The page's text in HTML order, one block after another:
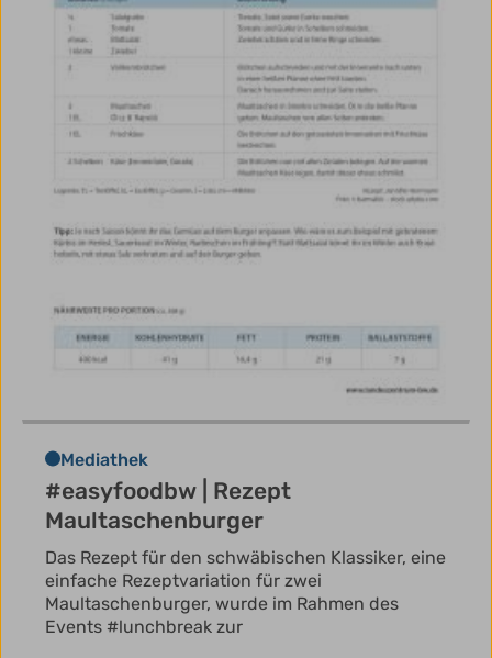
Mediathek
#easyfoodbw | Rezept
Maultaschenburger
Das Rezept für den schwäbischen Klassiker, eine
einfache Rezeptvariation für zwei
Maultaschenburger, wurde im Rahmen des
Events #lunchbreak zur